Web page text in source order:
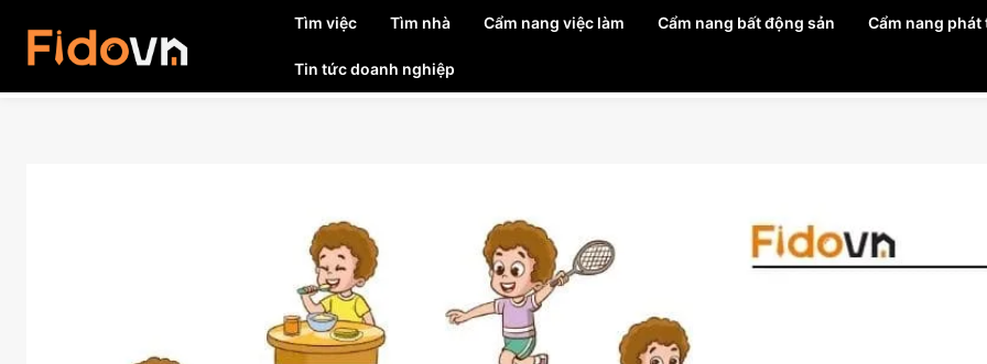
Tìm việc Tìm nhà Cẩm nang việc làm Cẩm nang bất động sản Cẩm nang
Tin tức doanh nghiệp